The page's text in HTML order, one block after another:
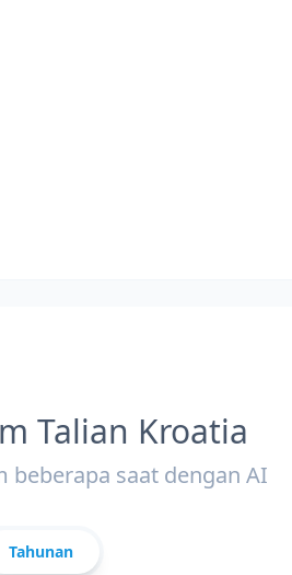
Talian Kroatia
beberapa saat dengan AI
Tahunan